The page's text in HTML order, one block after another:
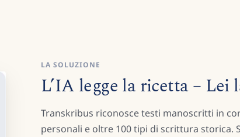
LA SOLUZIONE
L’IA legge la ricetta – Lei
Transkribus riconosce testi manoscritti in
personali e oltre 100 tipi di scrittura storica.